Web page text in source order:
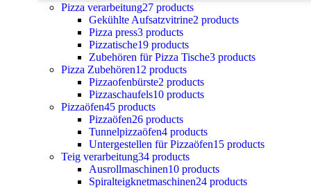
Pizza verarbeitung27 products
Gekühlte Aufsatzvitrine2 products
Pizza press3 products
Pizzatische19 products
Zubehören für Pizza Tische3 products
Pizza Zubehören12 products
Pizzaofenbürste2 products
Pizzaschaufels10 products
Pizzaöfen45 products
Pizzaöfen26 products
Tunnelpizzaöfen4 products
Untergestellen für Pizzaöfen15 products
Teig verarbeitung34 products
Ausrollmaschinen10 products
Spiralteigknetmaschinen24 products